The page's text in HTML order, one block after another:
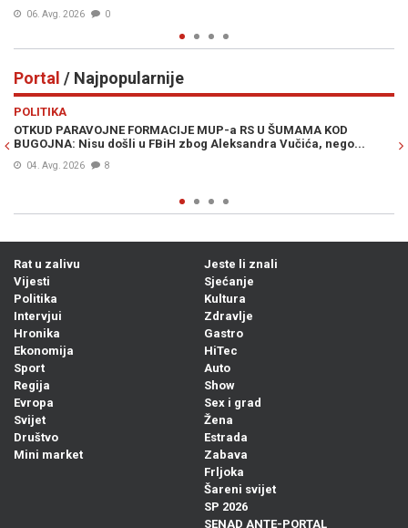
06. Avg. 2026 0
Portal / Najpopularnije
POLITIKA
OTKUD PARAVOJNE FORMACIJE MUP-a RS U ŠUMAMA KOD
BUGOJNA: Nisu došli u FBiH zbog Aleksandra Vučića, nego...
04. Avg. 2026 8
Rat u zalivu
Vijesti
Politika
Intervjui
Hronika
Ekonomija
Sport
Regija
Evropa
Svijet
Društvo
Mini market
Jeste li znali
Sjećanje
Kultura
Zdravlje
Gastro
HiTec
Auto
Show
Sex i grad
Žena
Estrada
Zabava
Frljoka
Šareni svijet
SP 2026
SENAD ANTE-PORTAL